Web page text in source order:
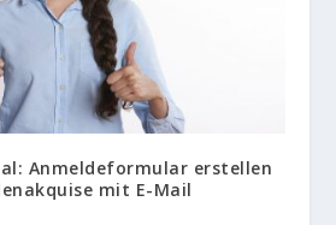
Anmeldeformular erstellen
mit E-Mail